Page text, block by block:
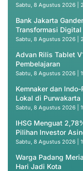
Sabtu, 8 Agustus 2026 |
Bank Jakarta
Transformasi
Sabtu, 8 Agustus 2026 |
Advan Rilis Tablet
Pembelajaran
Sabtu, 8 Agustus 2026 |
Kemnaker dan
Lokal di Purwakarta
Sabtu, 8 Agustus 2026 |
IHSG Menguat
Pilihan Investor
Sabtu, 8 Agustus 2026 |
Warga Padang
Hari Jadi Kota